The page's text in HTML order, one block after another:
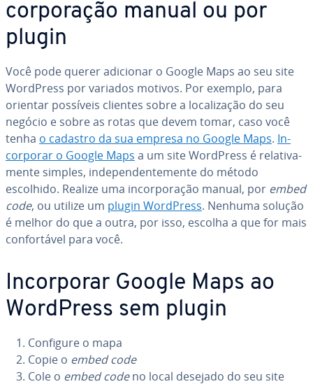
cor­po­ra­ção manual ou por
plugin
Você pode querer adicionar o Google Maps ao seu site
WordPress por variados motivos. Por exemplo, para
orientar possíveis clientes sobre a lo­ca­li­za­ção do seu
negócio e sobre as rotas que devem tomar, caso você
tenha o cadastro da sua empresa no Google Maps. In­
cor­po­rar o Google Maps a um site WordPress é re­la­ti­va­
mente simples, in­de­pen­den­te­mente do método
escolhido. Realize uma in­cor­po­ra­ção manual, por embed
code, ou utilize um plugin WordPress. Nenhuma solução
é melhor do que a outra, por isso, escolha a que for mais
con­for­tá­vel para você.
In­cor­po­rar Google Maps ao
WordPress sem plugin
Configure o mapa
Copie o embed code
Cole o embed codeno local desejado do seu site